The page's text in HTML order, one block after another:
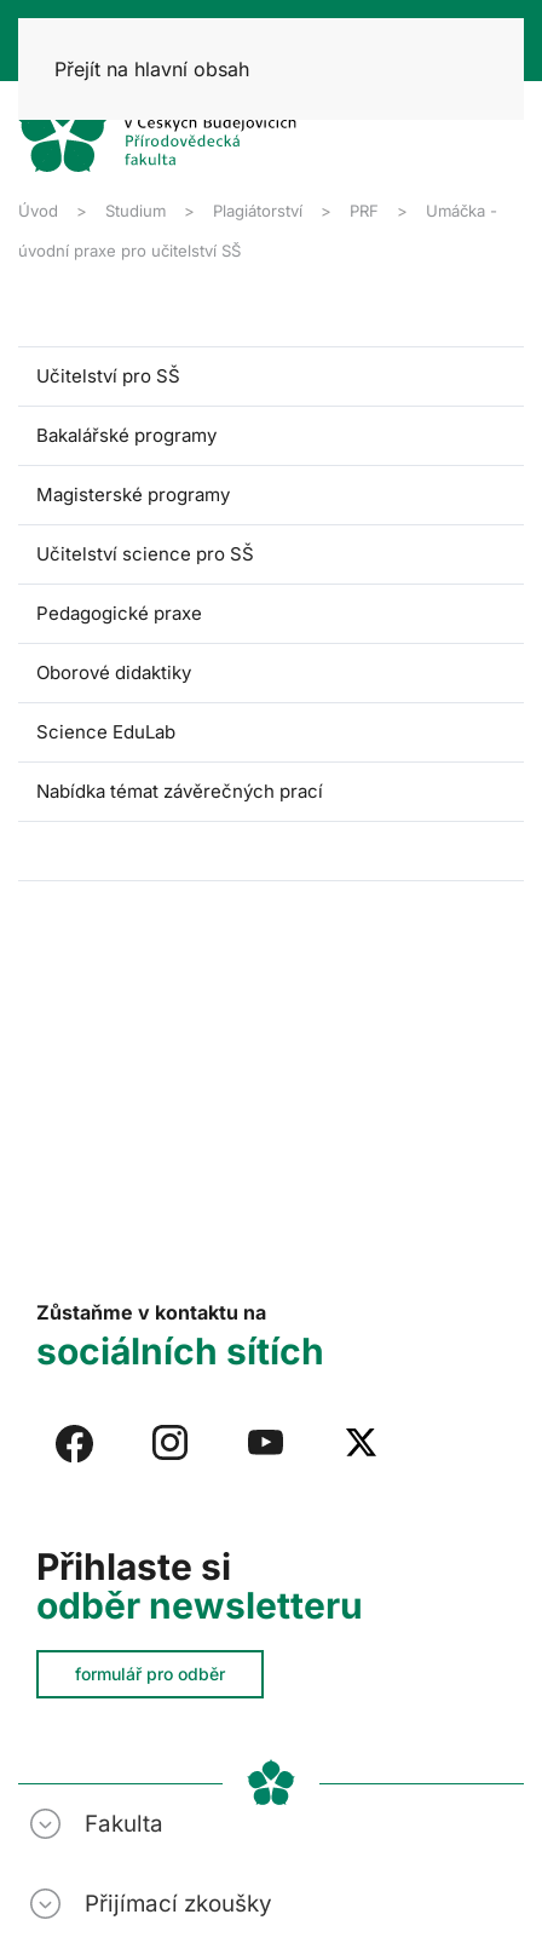
Přejít na hlavní obsah
Úvod Studium Plagiátorství PRF Umáčka -
úvodní praxe pro učitelství SŠ
Učitelství pro SŠ
Bakalářské programy
Magisterské programy
Učitelství science pro SŠ
Pedagogické praxe
Oborové didaktiky
Science EduLab
Nabídka témat závěrečných prací
Přihlaste si
odběr newsletteru
formulář pro odběr
Zůstaňme v kontaktu na
sociálních sítích
Fakulta
Přijímací zkoušky